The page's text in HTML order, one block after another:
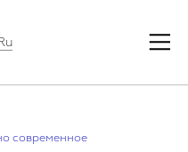
современное